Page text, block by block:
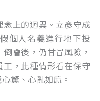
上的迥異。立彥守成
個人名義進行地下投
會後，仍甘冒風險，
，此種情形看在保守
驚、心亂如麻。